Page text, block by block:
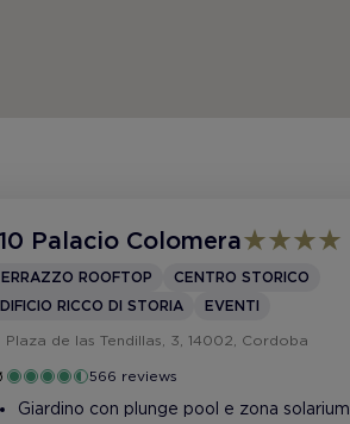
Palacio Colomera
ROOFTOP
CENTRO STORICO
RICCO DI STORIA
EVENTI
Plaza de las Tendillas, 3, 14002, Cordoba
566 reviews
Giardino con plunge pool e zona solarium